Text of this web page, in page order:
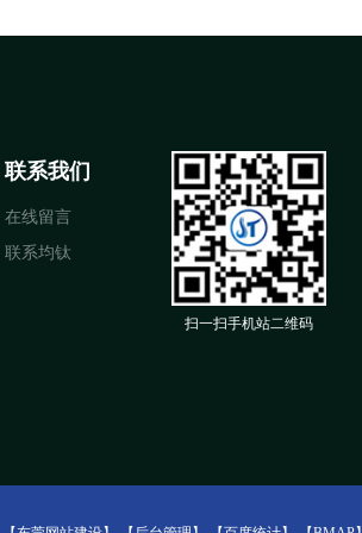
联系我们
在线留言
联系均钛
扫一扫手机站二维码